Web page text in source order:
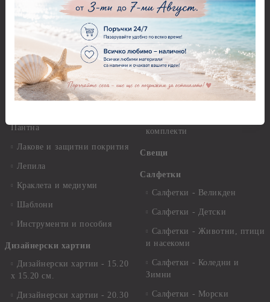
29.см. - 28гр.
Декупажна хартия - Други
Антични пасти
Вакс пасти
Грунд, Основи, Релефни
пасти
Пантна
Лакове и защитни покрития
Лепила
Краклета и медиуми
Шаблони
Инструменти и пособия
Дизайнерски хартии
Дизайнерски хартии - 15.20
х 15.20 см.
Дизайнерски хартии - 20.30
Рисуване
Грунд и почистващи
разтвори
Платна за рисуване
Стативи и поставки
Четки и инструменти
комплекти
Свещи
Салфетки
Салфетки - Великден
Салфетки - Детски
Салфетки - Животни, птици
и насекоми
Салфетки - Коледни и
Зимни
Салфетки - Морски